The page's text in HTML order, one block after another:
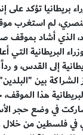
بريطانيا تؤكد على
لم استغرب
الذي أشاد بموقف
البريطانية التي
إلى القدس، و
الشراكة بين
هذا
في وضع حجر
في فلسطين من